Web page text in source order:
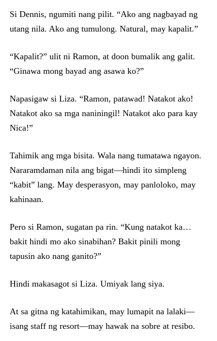
Si Dennis, ngumiti nang pilit. “Ako ang nagbayad ng
utang nila. Ako ang tumulong. Natural, may kapalit.”
“Kapalit?” ulit ni Ramon, at doon bumalik ang galit.
“Ginawa mong bayad ang asawa ko?”
Napasigaw si Liza. “Ramon, patawad! Natakot ako!
Natakot ako sa mga naniningil! Natakot ako para kay
Nica!”
Tahimik ang mga bisita. Wala nang tumatawa ngayon.
Nararamdaman nila ang bigat—hindi ito simpleng
“kabit” lang. May desperasyon, may panloloko, may
kahinaan.
Pero si Ramon, sugatan pa rin. “Kung natakot ka…
bakit hindi mo ako sinabihan? Bakit pinili mong
tapusin ako nang ganito?”
Hindi makasagot si Liza. Umiyak lang siya.
At sa gitna ng katahimikan, may lumapit na lalaki—
isang staff ng resort—may hawak na sobre at resibo.